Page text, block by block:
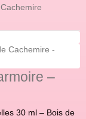
–
30 ml – Bois de